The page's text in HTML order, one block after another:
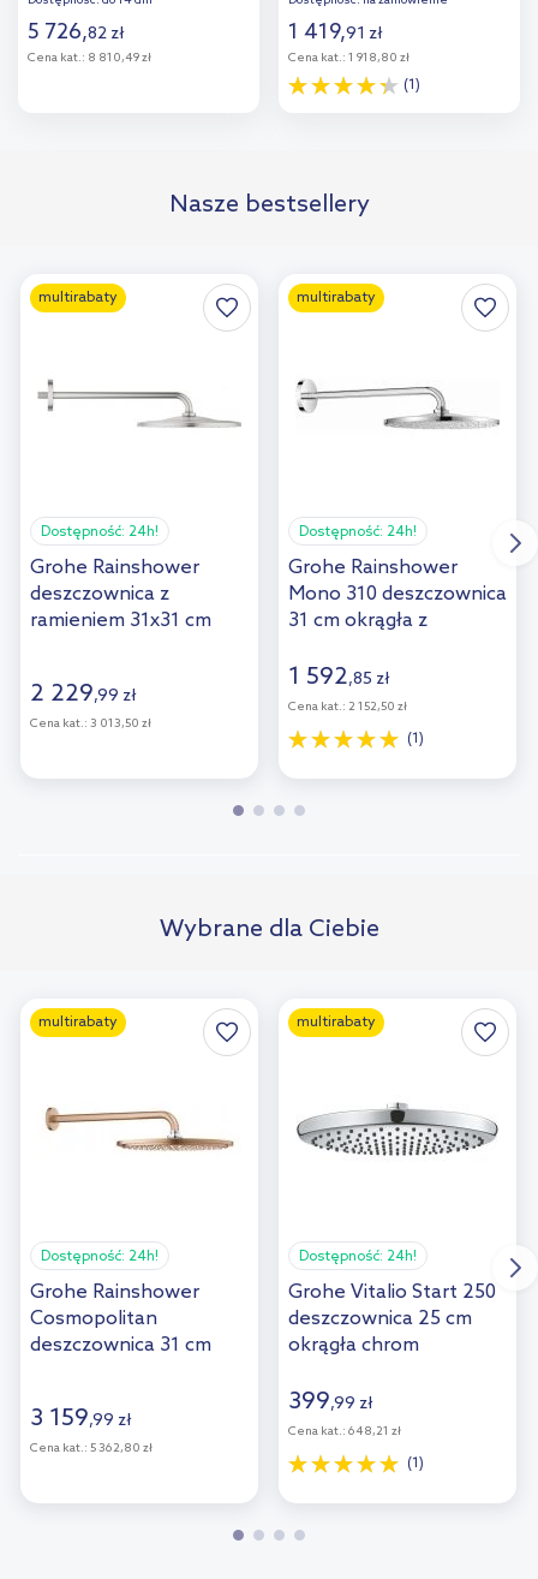
5 726,82 zł
Cena kat.: 8 810,49 zł
1 419,91 zł
Cena kat.: 1 918,80 zł
(1)
Nasze bestsellery
multirabaty
Dostępność: 24h!
Grohe Rainshower
deszczownica z
ramieniem 31x31 cm
2 229,99 zł
Cena kat.: 3 013,50 zł
multirabaty
Dostępność: 24h!
Grohe Rainshower
Mono 310 deszczownica
31 cm okrągła z
chrom 26558000
1 592,85 zł
Cena kat.: 2 152,50 zł
(1)
Wybrane dla Ciebie
multirabaty
Dostępność: 24h!
Grohe Rainshower
Cosmopolitan
deszczownica 31 cm
warm sunset 26066DL0
3 159,99 zł
Cena kat.: 5 362,80 zł
multirabaty
Dostępność: 24h!
Grohe Vitalio Start 250
deszczownica 25 cm
okrągła chrom
399,99 zł
Cena kat.: 648,21 zł
(1)